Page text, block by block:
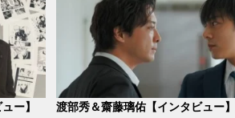
ー】 渡部秀＆齋藤璃佑【インタビュー】